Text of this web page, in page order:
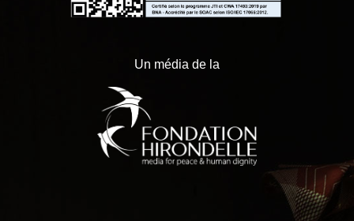
Un média de la